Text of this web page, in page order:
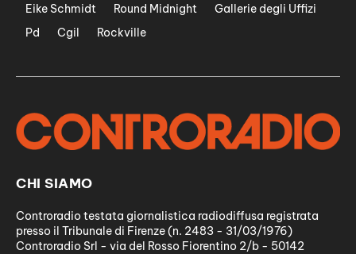
Eike Schmidt
Round Midnight
Gallerie degli Uffizi
Pd
Cgil Rockville
CHI SIAMO
Controradio testata giornalistica radiodiffusa registrata
presso il Tribunale di Firenze (n. 2483 - 31/03/1976)
Controradio Srl - via del Rosso Fiorentino 2/b - 50142